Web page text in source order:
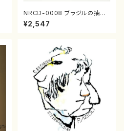
NRCD-0008 ブラジルの抽象
画（ギター, パーカッション／C
D）
¥2,547